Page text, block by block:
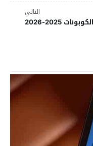
التالي
2025-2026